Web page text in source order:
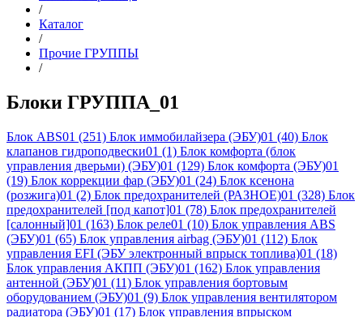
/
Каталог
/
Прочие ГРУППЫ
/
Блоки ГРУППА_01
Блок ABS01 (251) Блок иммобилайзера (ЭБУ)01 (40) Блок
клапанов гидроподвески01 (1) Блок комфорта (блок
управления дверьми) (ЭБУ)01 (129) Блок комфорта (ЭБУ)01
(19) Блок коррекции фар (ЭБУ)01 (24) Блок ксенона
(розжига)01 (2) Блок предохранителей (РАЗНОЕ)01 (328) Блок
предохранителей [под капот]01 (78) Блок предохранителей
[салонный]01 (163) Блок реле01 (10) Блок управления ABS
(ЭБУ)01 (65) Блок управления airbag (ЭБУ)01 (112) Блок
управления EFI (ЭБУ электронный впрыск топлива)01 (18)
Блок управления АКПП (ЭБУ)01 (162) Блок управления
антенной (ЭБУ)01 (11) Блок управления бортовым
оборудованием (ЭБУ)01 (9) Блок управления вентилятором
радиатора (ЭБУ)01 (17) Блок управления впрыском